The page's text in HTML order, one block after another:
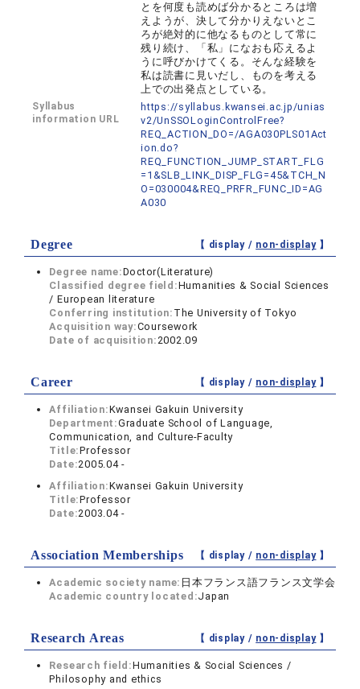
とを何度も読めば分かるところは増
えようが、決して分かりえないとこ
ろが絶対的に他なるものとして常に
残り続け、「私」になおも応えるよ
うに呼びかけてくる。そんな経験を
私は読書に見いだし、ものを考える
上での出発点としている。
Syllabus
information URL
https://syllabus.kwansei.ac.jp/unias
v2/UnSSOLoginControlFree?
REQ_ACTION_DO=/AGA030PLS01Act
ion.do?
REQ_FUNCTION_JUMP_START_FLG
=1&SLB_LINK_DISP_FLG=45&TCH_N
O=030004&REQ_PRFR_FUNC_ID=AG
A030
Degree 【 display / non-display】
Degree name:Doctor(Literature)
Classified degree field:Humanities & Social Sciences
/ European literature
Conferring institution: The University of Tokyo
Acquisition way:Coursework
Date of acquisition:2002.09
Career 【 display / non-display】
Affiliation:Kwansei Gakuin University
Department:Graduate School of Language,
Communication, and Culture-Faculty
Title:Professor
Date:2005.04 -
Affiliation:Kwansei Gakuin University
Title:Professor
Date:2003.04 -
Association Memberships 【 display / non-display】
Academic society name: 日本フランス語フランス文学会
Academic country located:Japan
Research Areas 【 display / non-display】
Research field:Humanities & Social Sciences /
Philosophy and ethics